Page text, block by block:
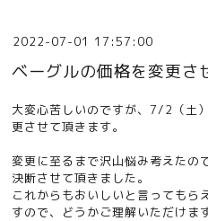
2022-07-01 17:57:00
ベーグルの価格を変更さ
大変心苦しいのですが、7/2（土
更させて頂きます。
変更に至るまで沢山悩み考えたの
決断させて頂きました。
これからもおいしいと言ってもら
すので、どうかご理解いただけま